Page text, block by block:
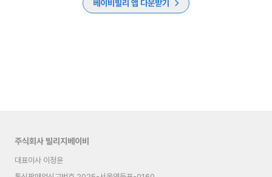
베이비빌리 앱 다운받기
주식회사 빌리지베이비
대표이사 이정윤